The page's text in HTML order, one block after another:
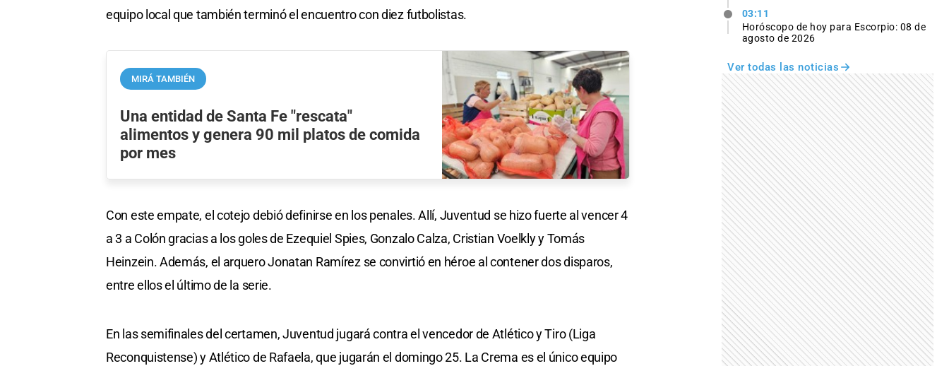
equipo local que también terminó el encuentro con diez futbolistas.
MIRÁ TAMBIÉN
Una entidad de Santa Fe "rescata"
alimentos y genera 90 mil platos de comida
por mes
Con este empate, el cotejo debió definirse en los penales. Allí, Juventud se hizo fuerte al vencer 4
a 3 a Colón gracias a los goles de Ezequiel Spies, Gonzalo Calza, Cristian Voelkly y Tomás
Heinzein. Además, el arquero Jonatan Ramírez se convirtió en héroe al contener dos disparos,
entre ellos el último de la serie.
En las semifinales del certamen, Juventud jugará contra el vencedor de Atlético y Tiro (Liga
Reconquistense) y Atlético de Rafaela, que jugarán el domingo 25. La Crema es el único equipo
03:11
Horóscopo de hoy para Escorpio: 08 de
agosto de 2026
Ver todas las noticias